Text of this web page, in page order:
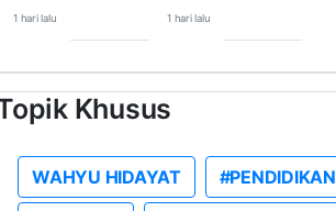
1 hari lalu 1 hari lalu
Khusus
WAHYU HIDAYAT #PENDIDIKAN